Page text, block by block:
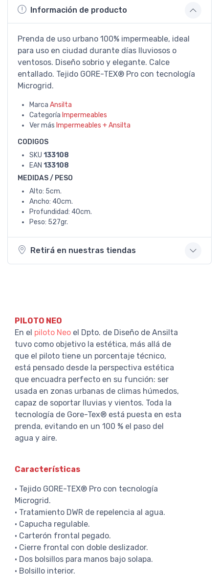
Información de producto
Prenda de uso urbano 100% impermeable, ideal
para uso en ciudad durante días lluviosos o
ventosos. Diseño sobrio y elegante. Calce
entallado. Tejido GORE-TEX® Pro con tecnología
Microgrid.
Marca Ansilta
Categoría Impermeables
Ver más Impermeables + Ansilta
CODIGOS
SKU 133108
EAN 133108
MEDIDAS / PESO
Alto: 5cm.
Ancho: 40cm.
Profundidad: 40cm.
Peso: 527gr.
Retirá en nuestras tiendas
PILOTO NEO
En el piloto Neo el Dpto. de Diseño de Ansilta
tuvo como objetivo la estética, más allá de
que el piloto tiene un porcentaje técnico,
está pensado desde la perspectiva estética
que encuadra perfecto en su función: ser
usada en zonas urbanas de climas húmedos,
capaz de soportar lluvias y vientos. Toda la
tecnología de Gore-Tex® está puesta en esta
prenda, evitando en un 100 % el paso del
agua y aire.
Características
· Tejido GORE-TEX® Pro con tecnología
Microgrid.
· Tratamiento DWR de repelencia al agua.
· Capucha regulable.
· Carterón frontal pegado.
· Cierre frontal con doble deslizador.
· Dos bolsillos para manos bajo solapa.
· Bolsillo interior.